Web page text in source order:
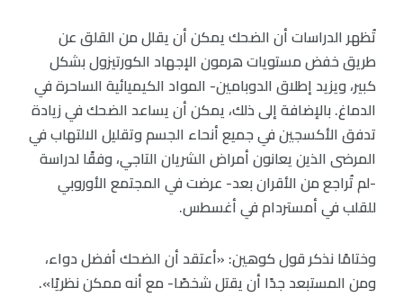
تُظهر الدراسات أن الضحك يمكن أن يقلل من القلق عن
طريق خفض مستويات هرمون الإجهاد الكورتيزول بشكل
كبير، ويزيد إطلاق الدوبامين- المواد الكيميائية الساحرة في
الدماغ. بالإضافة إلى ذلك، يمكن أن يساعد الضحك في زيادة
تدفق الأكسجين في جميع أنحاء الجسم وتقليل الالتهاب في
المرضى الذين يعانون أمراض الشريان التاجي، وفقًا لدراسة
-لم تُراجع من الأقران بعد- عرضت في المجتمع الأوروبي
للقلب في أمستردام في أغسطس.
وختامًا نذكر قول كوهين: «أعتقد أن الضحك أفضل دواء،
ومن المستبعد جدًا أن يقتل شخصًا- مع أنه ممكن نظريًا».